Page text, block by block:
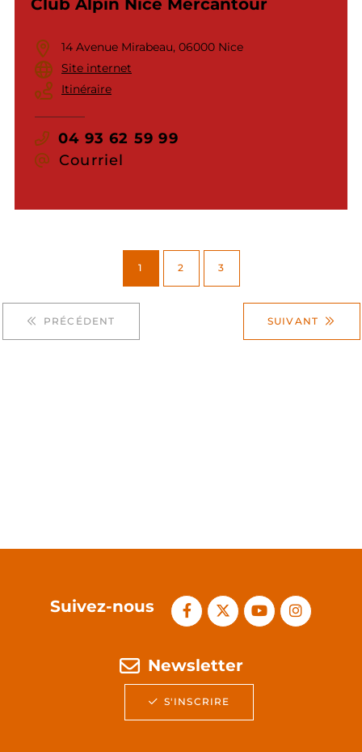
14 Avenue Mirabeau, 06000 Nice
Site internet
Itinéraire
04 93 62 59 99
Courriel
PRÉCÉDENT
1 2 3
SUIVANT
Suivez-nous
Newsletter
S'INSCRIRE